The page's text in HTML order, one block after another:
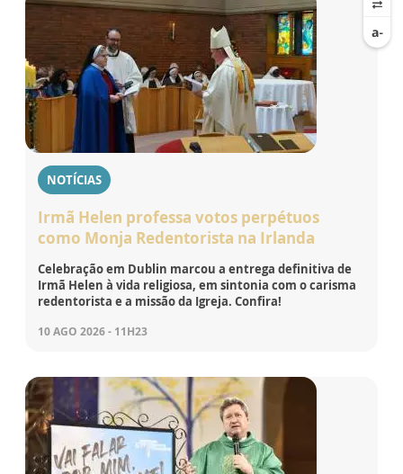
NOTÍCIAS
Irmã Helen professa votos perpétuos
como Monja Redentorista na Irlanda
Celebração em Dublin marcou a entrega definitiva de
Irmã Helen à vida religiosa, em sintonia com o carisma
redentorista e a missão da Igreja. Confira!
10 AGO 2026 - 11H23